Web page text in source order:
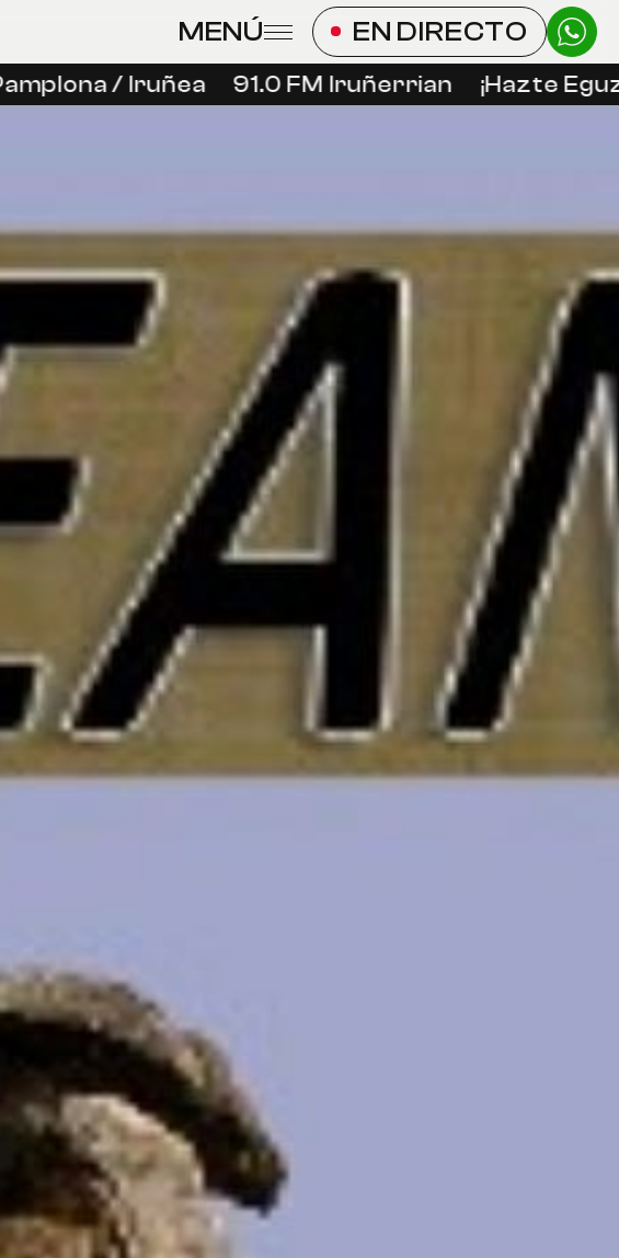
MENÚ EN DIRECTO
/ Iruñea 91.0 FM Iruñerrian ¡Hazte